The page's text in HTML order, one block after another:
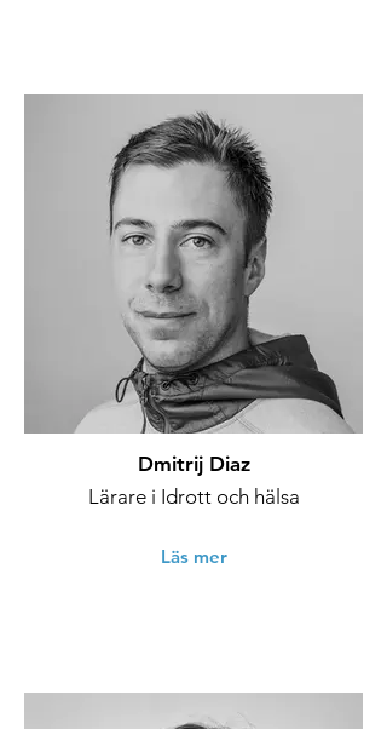
Dmitrij Diaz
Lärare i Idrott och hälsa
Läs mer